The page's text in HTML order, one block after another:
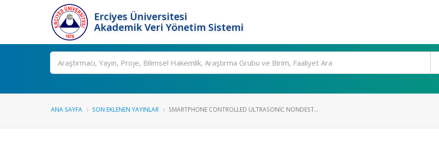
Erciyes Üniversitesi
Akademik Veri Yönetim Sistemi
Ara
ANA SAYFA SON EKLENEN YAYINLAR SMARTPHONE CONTROLLED ULTRASONIC NONDEST...